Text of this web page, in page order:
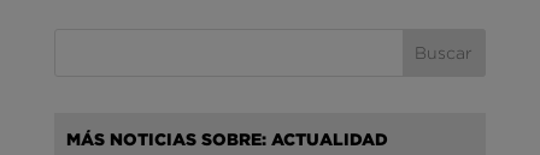
MÁS NOTICIAS SOBRE: ACTUALIDAD